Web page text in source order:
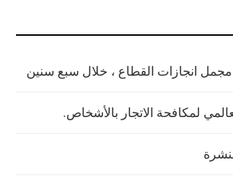
انجازات القطاع ، خلال سبع سنين
لمكافحة الاتجار بالأشخاص.